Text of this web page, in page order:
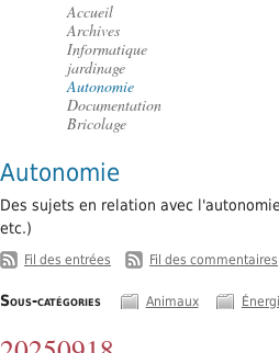
Accueil
Archives
Informatique
jardinage
Autonomie
Documentation
Bricolage
Autonomie
Des sujets en relation avec
etc.)
Fil des entrées Fil des commentaires
Sous-catégories Animaux